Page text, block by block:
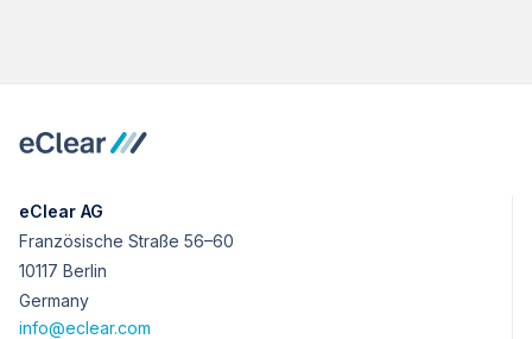
eClear AG
Französische Straße 56–60
10117 Berlin
Germany
info@eclear.com